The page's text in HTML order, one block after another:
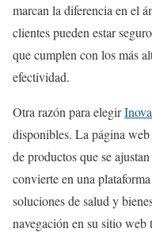
marcan la diferencia en el
clientes pueden estar
que cumplen con los más
efectividad.
Otra razón para elegirInova
disponibles. La página
de productos que se
convierte en una
soluciones de salud y
navegación en su sitio web